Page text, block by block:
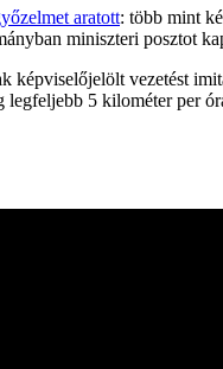
aratott: több mint
miniszteri posztot
vezetést
5 kilométer per